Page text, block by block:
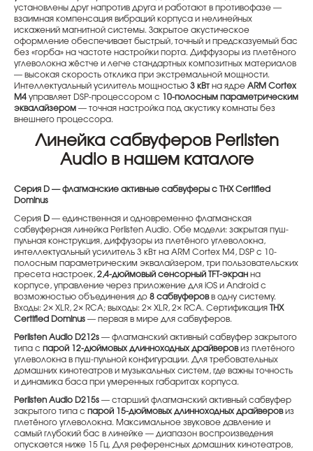
установлены друг напротив друга и работают в противофазе —
взаимная компенсация вибраций корпуса и нелинейных
искажений магнитной системы. Закрытое акустическое
оформление обеспечивает быстрый, точный и предсказуемый бас
без «горба» на частоте настройки порта. Диффузоры из плетёного
углеволокна жёстче и легче стандартных композитных материалов
— высокая скорость отклика при экстремальной мощности.
Интеллектуальный усилитель мощностью 3 кВт на ядре ARM Cortex
M4 управляет DSP-процессором с 10-полосным параметрическим
эквалайзером — точная настройка под акустику комнаты без
внешнего процессора.
Линейка сабвуферов Perlisten
Audio в нашем каталоге
Серия D — флагманские активные сабвуферы с THX Certified
Dominus
Серия D — единственная и одновременно флагманская
сабвуферная линейка Perlisten Audio. Обе модели: закрытая пуш-
пульная конструкция, диффузоры из плетёного углеволокна,
интеллектуальный усилитель 3 кВт на ARM Cortex M4, DSP с 10-
полосным параметрическим эквалайзером, три пользовательских
пресета настроек, 2,4-дюймовый сенсорный TFT-экран на
корпусе, управление через приложение для iOS и Android с
возможностью объединения до 8 сабвуферовв одну систему.
Входы: 2× XLR, 2× RCA; выходы: 2× XLR, 2× RCA. Сертификация THX
Certified Dominus — первая в мире для сабвуферов.
Perlisten Audio D212s — флагманский активный сабвуфер закрытого
типа с парой 12-дюймовых длинноходных драйверовиз плетёного
углеволокна в пуш-пульной конфигурации. Для требовательных
домашних кинотеатров и музыкальных систем, где важны точность
и динамика баса при умеренных габаритах корпуса.
Perlisten Audio D215s — старший флагманский активный сабвуфер
закрытого типа с парой 15-дюймовых длинноходных драйверовиз
плетёного углеволокна. Максимальное звуковое давление и
самый глубокий бас в линейке — диапазон воспроизведения
опускается ниже 15 Гц. Для референсных домашних кинотеатров,